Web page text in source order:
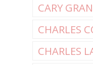
CARY
CHARLES
CHARLES